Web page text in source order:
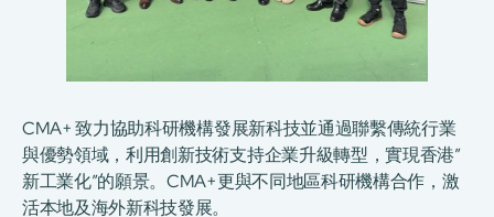
CMA+ 致力協助科研機構發展新科技並通過聯繫傳統行業
與優勢領域，利用創新技術支持企業升級轉型，實現香港”
新工業化”的願景。CMA+更與不同地區科研機構合作，激
活本地及海外新科技發展。